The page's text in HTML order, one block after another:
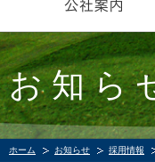
お知ら
ホーム お知らせ 採用情報